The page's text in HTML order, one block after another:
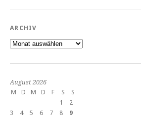
ARCHIV
Archiv
August 2026
M
D M D F S
S
1
2
3
4 5 6 7 8
9